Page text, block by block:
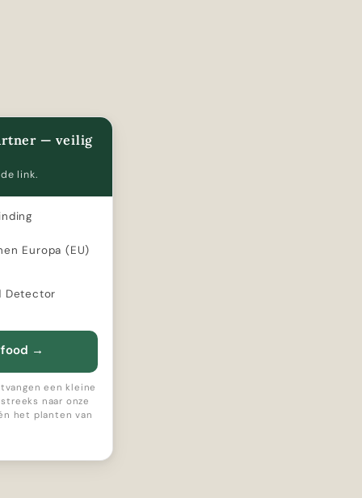
— veilig
link.
Europa (EU)
Detector
→
een kleine
naar onze
het planten van